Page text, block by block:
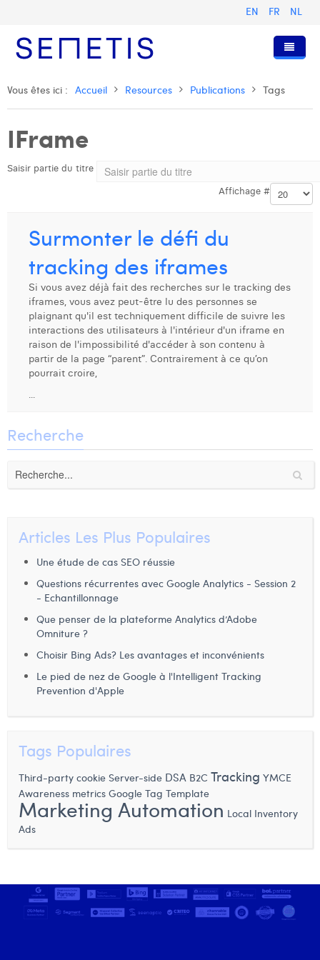
EN FR NL
Accueil
Services
Publicité Digitale
Digital Business Intelligence
Formations
Qui sommes-nous ?
Notre histoire
Anouk Allegaert
Arthur Collard
Camille Servais
Charlie Deschamps
Dhan Claes
Diane Tremouroux
Edouard Polet
Elio Civalleri
Janne Beke
Justine Cremer
Laura Rooseleer
Laura Verhelst
Lena Pignoloni
Linda Kraim
Lisa Protin
Lore Fierens
Lotte Vranckx
Lucas Taels
Manon Houppertz
Nos valeurs
Omnicom Media Group
Certifications
Ressources
Présentations et Cas
Communiqués de presse
Rejoignez-nous
Digital Business Consultant NL
Digital Business Analyst
Digital Business Intern
Vous êtes ici : Accueil Resources Publications Tags
IFrame
Saisir partie du titre
Affichage #
Surmonter le défi du
tracking des iframes
Si vous avez déjà fait des recherches sur le tracking des
iframes, vous avez peut-être lu des personnes se
plaignant qu'il est techniquement difficile de suivre les
interactions des utilisateurs à l'intérieur d'un iframe en
raison de l'impossibilité d'accéder à son contenu à
partir de la page “parent”. Contrairement à ce qu’on
pourrait croire,
...
Recherche
Articles Les Plus Populaires
Une étude de cas SEO réussie
Questions récurrentes avec Google Analytics - Session 2
- Echantillonnage
Que penser de la plateforme Analytics d’Adobe
Omniture ?
Choisir Bing Ads? Les avantages et inconvénients
Le pied de nez de Google à l'Intelligent Tracking
Prevention d'Apple
Tags Populaires
Third-party cookie Server-side DSA B2C Tracking YMCE
Awareness metrics Google Tag Template
Marketing Automation Local Inventory
Ads